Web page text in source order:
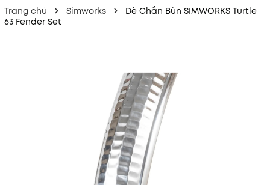
Trang chủ Simworks
Dè Chắn Bùn SIMWORKS Turtle
63 Fender Set